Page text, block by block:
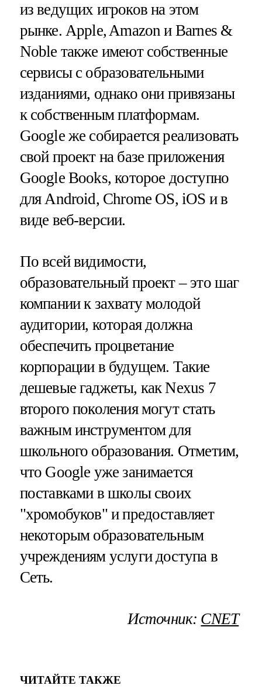
из ведущих игроков на этом
рынке. Apple, Amazon и Barnes &
Noble также имеют собственные
сервисы с образовательными
изданиями, однако они привязаны
к собственным платформам.
Google же собирается реализовать
свой проект на базе приложения
Google Books, которое доступно
для Android, Chrome OS, iOS и в
виде веб-версии.
По всей видимости,
образовательный проект – это шаг
компании к захвату молодой
аудитории, которая должна
обеспечить процветание
корпорации в будущем. Такие
дешевые гаджеты, как Nexus 7
второго поколения могут стать
важным инструментом для
школьного образования. Отметим,
что Google уже занимается
поставками в школы своих
"хромобуков" и предоставляет
некоторым образовательным
учреждениям услуги доступа в
Сеть.
Источник: CNET
ЧИТАЙТЕ ТАКЖЕ